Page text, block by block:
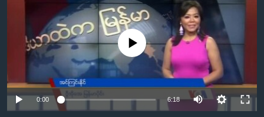
ညွန်း
စာမျက်နှာ
အမေရိကန်သုံးအီဒီယံ
မကြေးမုံရဲ့ အင်္ဂလိပ်စာ
ရုပ်ရှင်ထဲက အင်္ဂလိပ်စာ
သုတပဒေသာ အင်္ဂလိပ်စာ
အပတ်စဉ်ကဏ္ဍများ
ရေဒီယို
ရေဒီယိုနှင့်ရုပ်သံ အချက်အလက်များ
ရေဒီယို/တီဗွီအစီအစဉ်
Learning English
No media source currently available
0:00 6:18